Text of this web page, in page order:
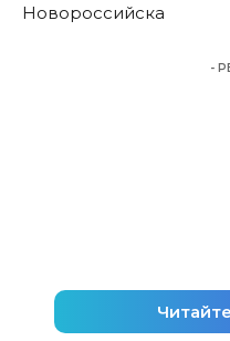
Новороссийска
-